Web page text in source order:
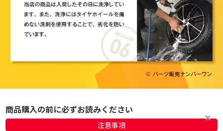
商品購入の前に必ずお読みください
注意事項